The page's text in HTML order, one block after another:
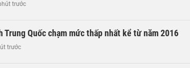
trước
Trung Quốc chạm mức thấp nhất kể từ năm 2016
trước